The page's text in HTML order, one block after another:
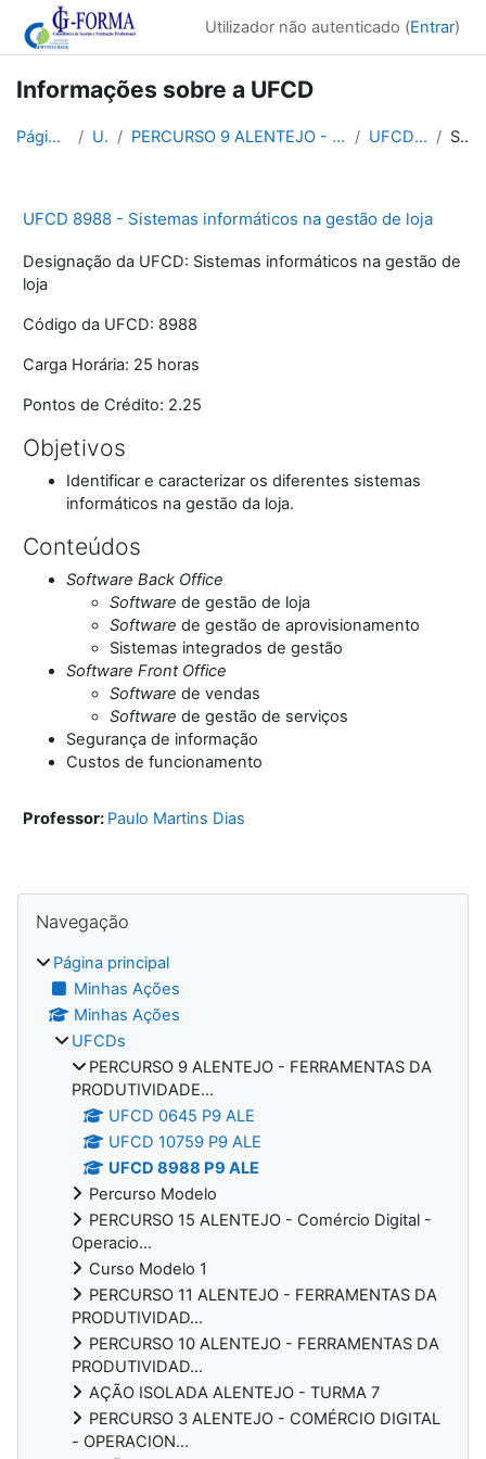
Ir para o conteúdo principal
Utilizador não autenticado (Entrar)
Informações sobre a UFCD
Página principal UFCDs PERCURSO 9 ALENTEJO - FERRAMENTAS DA PRODUTIVIDADE... UFCD 8988 P9 ALE Sumário
UFCD 8988 - Sistemas informáticos na gestão de loja
Designação da UFCD: Sistemas informáticos na gestão de
loja
Código da UFCD: 8988
Carga Horária: 25 horas
Pontos de Crédito: 2.25
Objetivos
Identificar e caracterizar os diferentes sistemas
informáticos na gestão da loja.
Conteúdos
Software Back Office
Software de gestão de loja
Software de gestão de aprovisionamento
Sistemas integrados de gestão
Software Front Office
Software de vendas
Software de gestão de serviços
Segurança de informação
Custos de funcionamento
Professor: Paulo Martins Dias
Blocos
Navegação
Página principal
Minhas Ações
Minhas Ações
UFCDs
PERCURSO 9 ALENTEJO - FERRAMENTAS DA
PRODUTIVIDADE...
UFCD 0645 P9 ALE
UFCD 10759 P9 ALE
UFCD 8988 P9 ALE
Percurso Modelo
PERCURSO 15 ALENTEJO - Comércio Digital -
Operacio...
Curso Modelo 1
PERCURSO 11 ALENTEJO - FERRAMENTAS DA
PRODUTIVIDAD...
PERCURSO 10 ALENTEJO - FERRAMENTAS DA
PRODUTIVIDAD...
AÇÃO ISOLADA ALENTEJO - TURMA 7
PERCURSO 3 ALENTEJO - COMÉRCIO DIGITAL
- OPERACION...